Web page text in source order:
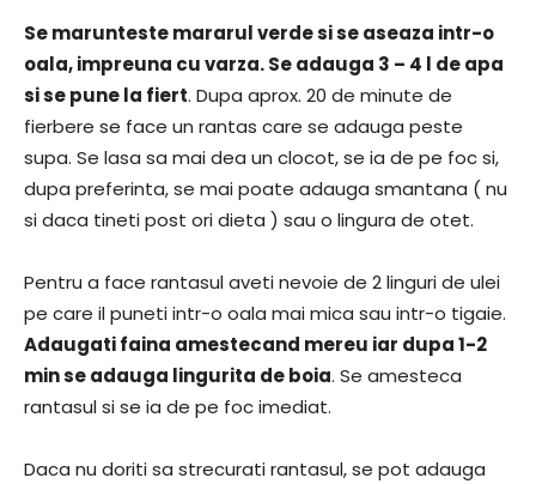
Se marunteste mararul verde si se aseaza intr-o
oala, impreuna cu varza. Se adauga 3 – 4 l de apa
si se pune la fiert. Dupa aprox. 20 de minute de
fierbere se face un rantas care se adauga peste
supa. Se lasa sa mai dea un clocot, se ia de pe foc si,
dupa preferinta, se mai poate adauga smantana ( nu
si daca tineti post ori dieta ) sau o lingura de otet.
Pentru a face rantasul aveti nevoie de 2 linguri de ulei
pe care il puneti intr-o oala mai mica sau intr-o tigaie.
Adaugati faina amestecand mereu iar dupa 1-2
min se adauga lingurita de boia. Se amesteca
rantasul si se ia de pe foc imediat.
Daca nu doriti sa strecurati rantasul, se pot adauga